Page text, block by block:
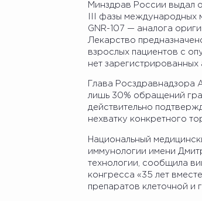
Минздрав России выдал
III фазы международных
GNR-107 — аналога
Лекарство
взрослых пациентов с
нет зарегистрированных
Глава Росздравнадзора
лишь 30% обращений
действительно
нехватку конкретного
Национальный
иммунологии имени
технологии, сообщила
конгресса «35 лет
препаратов клеточной и